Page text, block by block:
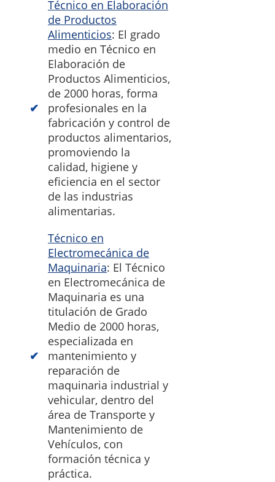
Técnico en Elaboración
de Productos
Alimenticios: El grado
medio en Técnico en
Elaboración de
Productos Alimenticios,
de 2000 horas, forma
profesionales en la
fabricación y control de
productos alimentarios,
promoviendo la
calidad, higiene y
eficiencia en el sector
de las industrias
alimentarias.
Técnico en
Electromecánica de
Maquinaria: El Técnico
en Electromecánica de
Maquinaria es una
titulación de Grado
Medio de 2000 horas,
especializada en
mantenimiento y
reparación de
maquinaria industrial y
vehicular, dentro del
área de Transporte y
Mantenimiento de
Vehículos, con
formación técnica y
práctica.